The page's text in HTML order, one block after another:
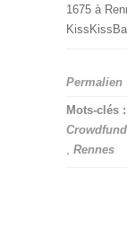
1675 à
Permalien
Mots-clés :
Rennes